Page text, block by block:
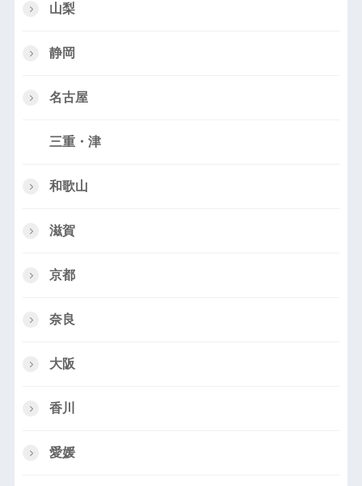
山梨
静岡
名古屋
三重・津
和歌山
滋賀
京都
奈良
大阪
香川
愛媛